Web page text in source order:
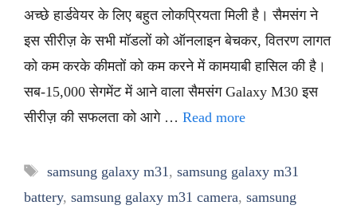
अच्छे हार्डवेयर के लिए बहुत लोकप्रियता मिली है। सैमसंग ने
इस सीरीज़ के सभी मॉडलों को ऑनलाइन बेचकर, वितरण लागत
को कम करके कीमतों को कम करने में कामयाबी हासिल की है।
सब-15,000 सेगमेंट में आने वाला सैमसंग Galaxy M30 इस
सीरीज़ की सफलता को आगे … Read more
Tags
samsung galaxy m31 , samsung galaxy m31
battery, samsung galaxy m31 camera, samsung